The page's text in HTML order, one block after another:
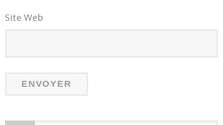
Site Web